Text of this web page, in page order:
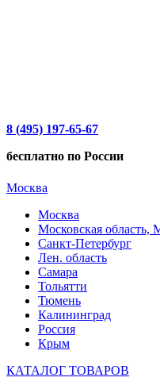
8 (495) 197-65-67
бесплатно по России
Москва
Москва
Московская
Санкт-Петербург
Лен. область
Самара
Тольятти
Тюмень
Калининград
Россия
Крым
КАТАЛОГ ТОВАРОВ